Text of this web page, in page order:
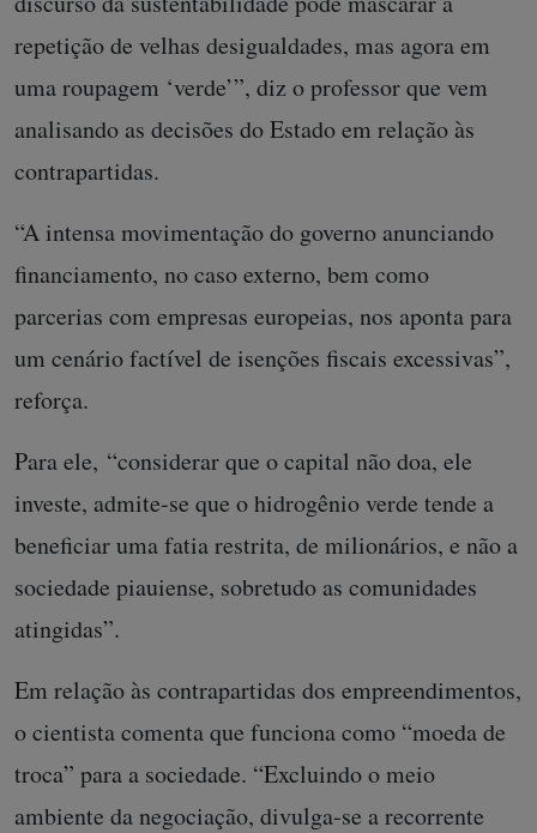
repetição de velhas desigualdades, mas agora em
uma roupagem ‘verde’”, diz o professor que vem
analisando as decisões do Estado em relação às
contrapartidas.
“A intensa movimentação do governo anunciando
financiamento, no caso externo, bem como
parcerias com empresas europeias, nos aponta para
um cenário factível de isenções fiscais excessivas”,
reforça.
Para ele, “considerar que o capital não doa, ele
investe, admite-se que o hidrogênio verde tende a
beneficiar uma fatia restrita, de milionários, e não a
sociedade piauiense, sobretudo as comunidades
atingidas”.
Em relação às contrapartidas dos empreendimentos,
o cientista comenta que funciona como “moeda de
troca” para a sociedade. “Excluindo o meio
ambiente da negociação, divulga-se a recorrente